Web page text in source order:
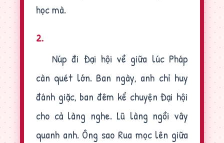
học mà.
2.
Núp đi Đại hội về giữa lúc Pháp
càn quét lớn. Ban ngày, anh chỉ huy
đánh giặc, ban đêm kể chuyện Đại hội
cho cả làng nghe. Lũ làng ngồi vây
quanh anh. Ông sao Rua mọc lên giữa